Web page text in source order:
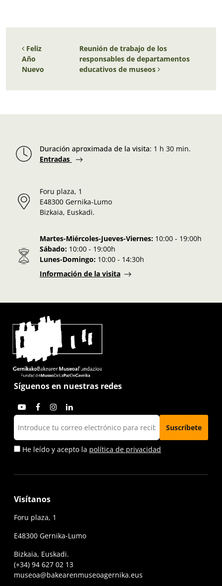
Navegación de entradas
Feliz
Año
Nuevo
Reunión de trabajo de los
responsables de departamentos
educativos de museos
Duración aproximada de la visita: 1 h 30 min.
Entradas
Foru plaza, 1
E48300 Gernika-Lumo
Bizkaia, Euskadi.
Martes-Miércoles-Jueves-Viernes: 10:00 - 19:00h
Sábado: 10:00 - 19:00h
Lunes-Domingo: 10:00 - 14:30h
Información de la visita
Síguenos en nuestras redes
He leído y acepto la política de privacidad
Visítanos
Foru plaza, 1
E48300 Gernika-Lumo
Bizkaia, Euskadi.
(+34) 94 627 02 13
museoa@bakearenmuseoagernika.eus